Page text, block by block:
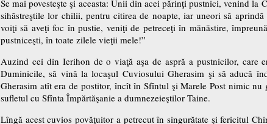
Se mai povesteşte şi aceasta: Unii din acei părinţi pustnici, venind
sihăstreştile lor chilii, pentru citirea de noapte, iar uneori să
voiţi să aveţi foc în pustie, veniţi de petreceţi în mănăstire,
pustniceşti, în toate zilele vieţii mele!”
Auzind cei din Ierihon de o viaţă aşa de aspră a pustnicilor, care
Duminicile, să vină la locaşul Cuviosului Gherasim şi să aducă
Gherasim atît era de postitor, încît în Sfîntul şi Marele Post nimic
sufletul cu Sfînta Împărtăşanie a dumnezeieştilor Taine.
Lîngă acest cuvios povăţuitor a petrecut în singurătate şi fericitul